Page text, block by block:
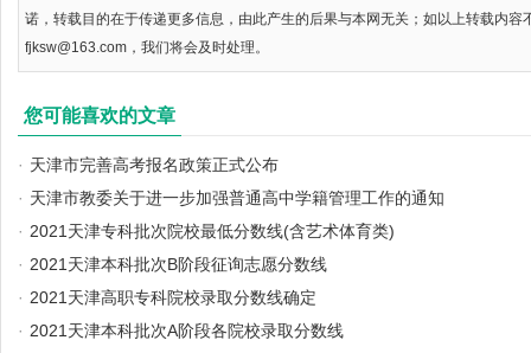
诺，转载目的在于传递更多信息，由此产生的后果与本网无关；如以上转载内容
fjksw@163.com，我们将会及时处理。
您可能喜欢的文章
· 天津市完善高考报名政策正式公布
· 天津市教委关于进一步加强普通高中学籍管理工作的通知
· 2021天津专科批次院校最低分数线(含艺术体育类)
· 2021天津本科批次B阶段征询志愿分数线
· 2021天津高职专科院校录取分数线确定
· 2021天津本科批次A阶段各院校录取分数线